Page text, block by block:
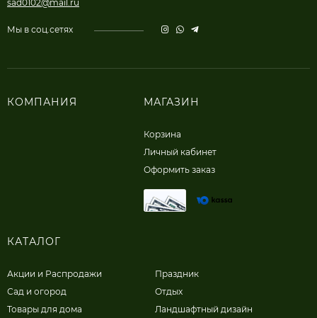
sad0102@mail.ru
Мы в соц.сетях
КОМПАНИЯ МАГАЗИН
Корзина
Личный кабинет
Оформить заказ
КАТАЛОГ
Акции и Распродажи
Сад и огород
Товары для дома
Праздник
Отдых
Ландшафтный дизайн